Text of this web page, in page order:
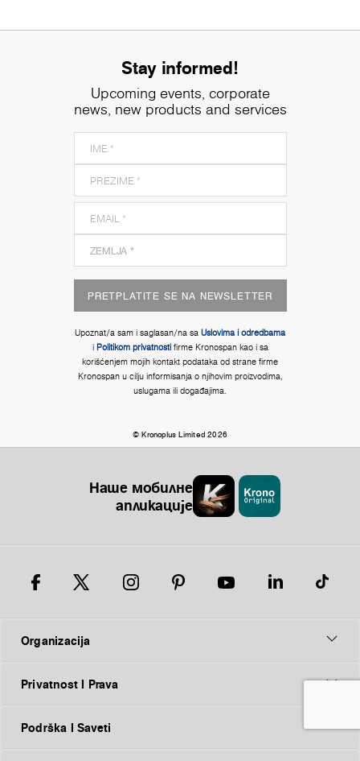
Stay informed!
Upcoming events, corporate
news, new products and services
PRETPLATITE SE NA NEWSLETTER
Upoznat/a sam i saglasan/na sa Uslovima i odredbama
i Politikom privatnostifirme Kronospan kao i sa
korišćenjem mojih kontakt podataka od strane firme
Kronospan u cilju informisanja o njihovim proizvodima,
uslugama ili događajima.
© Kronoplus Limited 2026
Наше мобилне
апликације
Organizacija
Privatnost I Prava
Podrška I Saveti